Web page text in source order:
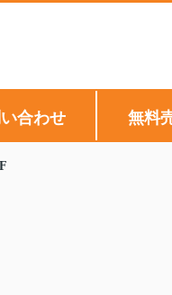
合わせ 無料